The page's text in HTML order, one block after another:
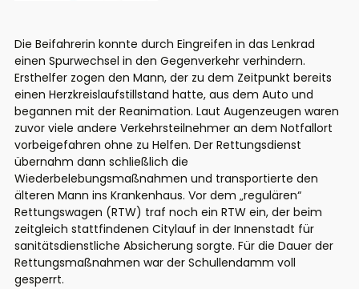
Die Beifahrerin konnte durch Eingreifen in das Lenkrad
einen Spurwechsel in den Gegenverkehr verhindern.
Ersthelfer zogen den Mann, der zu dem Zeitpunkt bereits
einen Herzkreislaufstillstand hatte, aus dem Auto und
begannen mit der Reanimation. Laut Augenzeugen waren
zuvor viele andere Verkehrsteilnehmer an dem Notfallort
vorbeigefahren ohne zu Helfen. Der Rettungsdienst
übernahm dann schließlich die
Wiederbelebungsmaßnahmen und transportierte den
älteren Mann ins Krankenhaus. Vor dem „regulären“
Rettungswagen (RTW) traf noch ein RTW ein, der beim
zeitgleich stattfindenen Citylauf in der Innenstadt für
sanitätsdienstliche Absicherung sorgte. Für die Dauer der
Rettungsmaßnahmen war der Schullendamm voll
gesperrt.